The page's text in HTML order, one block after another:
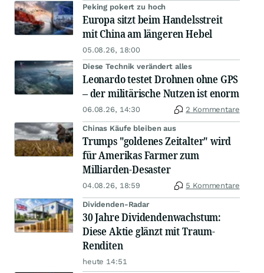
Peking pokert zu hoch
Europa sitzt beim Handelsstreit
mit China am längeren Hebel
05.08.26, 18:00
Diese Technik verändert alles
Leonardo testet Drohnen ohne GPS
– der militärische Nutzen ist enorm
06.08.26, 14:30 2 Kommentare
Chinas Käufe bleiben aus
Trumps "goldenes Zeitalter" wird
für Amerikas Farmer zum
Milliarden-Desaster
04.08.26, 18:59 5 Kommentare
Dividenden-Radar
30 Jahre Dividendenwachstum:
Diese Aktie glänzt mit Traum-
Renditen
heute 14:51